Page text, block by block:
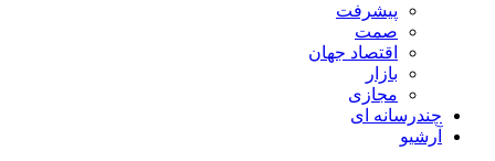
پیشرفت
صمت
اقتصاد جهان
بازار
مجازی
چندرسانه ای
آرشیو